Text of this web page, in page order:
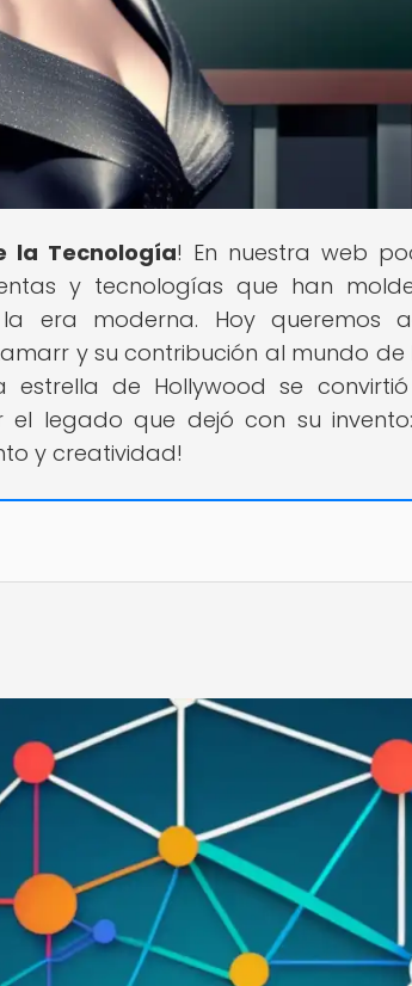
la Tecnología! En nuestra web
y tecnologías que han
era moderna. Hoy queremos
y su contribución al mundo
de Hollywood se
el legado que dejó con su
y creatividad!